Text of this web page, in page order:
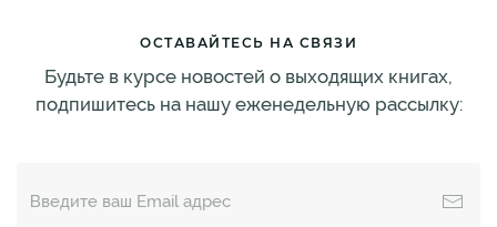
ОСТАВАЙТЕСЬ НА СВЯЗИ
Будьте в курсе новостей о выходящих книгах,
подпишитесь на нашу еженедельную рассылку: